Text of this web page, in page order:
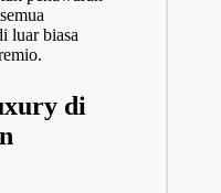
luar biasa
di